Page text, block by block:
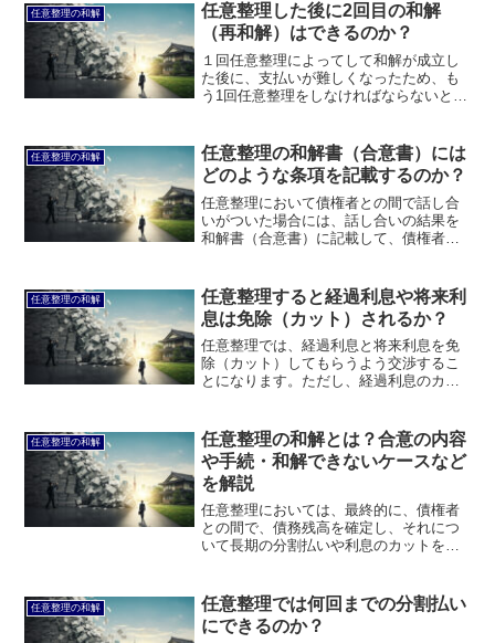
任意整理の和解
任意整理した後に2回目の和解
（再和解）はできるのか？
１回任意整理によってして和解が成立し
た後に、支払いが難しくなったため、も
う1回任意整理をしなければならないとい
できるのかについて説明します。
任意整理の和解
任意整理の和解書（合意書）には
どのような条項を記載するのか？
任意整理において債権者との間で話し合
いがついた場合には、話し合いの結果を
和解書（合意書）に記載して、債権者と
（合意書）にはどのような条項を記載す
るのかについて説明します。
任意整理の和解
任意整理すると経過利息や将来利
息は免除（カット）されるか？
任意整理では、経過利息と将来利息を免
除（カット）してもらうよう交渉するこ
とになります。ただし、経過利息のカッ
過利息や将来利息は免除（カット）され
るのかについて説明します。
任意整理の和解
任意整理の和解とは？合意の内容
や手続・和解できないケースなど
を解説
任意整理においては、最終的に、債権者
との間で、債務残高を確定し、それにつ
いて長期の分割払いや利息のカットを定
ような和解・合意をするのかについて説
明します。
任意整理の和解
任意整理では何回までの分割払い
にできるのか？